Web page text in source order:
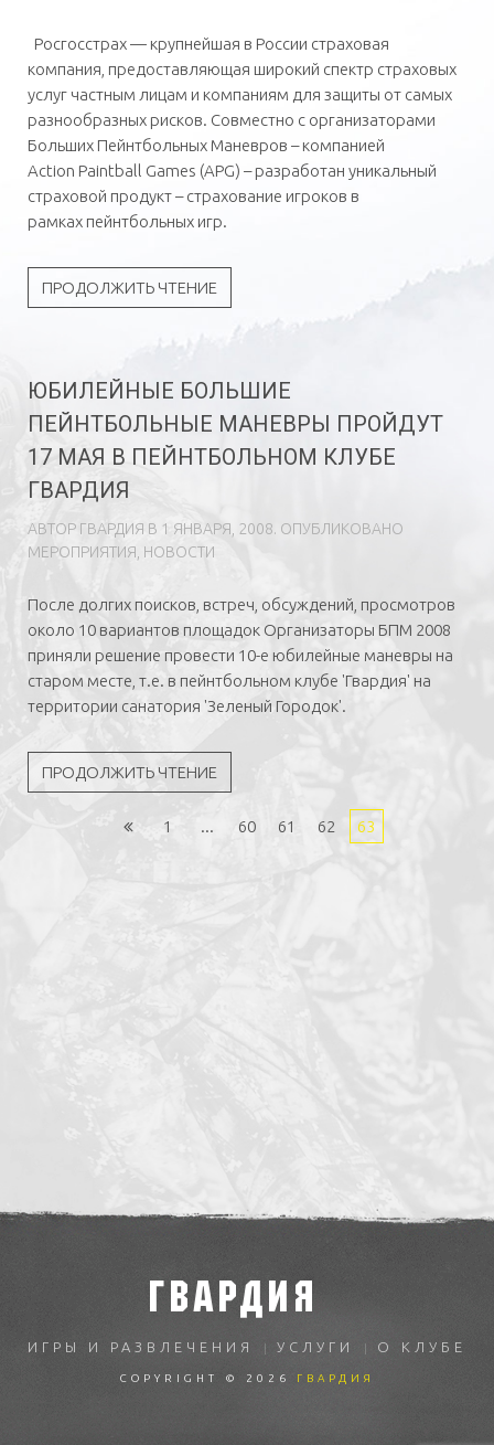
Росгосстрах — крупнейшая в России страховая
компания, предоставляющая широкий спектр страховых
услуг частным лицам и компаниям для защиты от самых
разнообразных рисков. Совместно с организаторами
Больших Пейнтбольных Маневров – компанией
Action Paintball Games (APG) – разработан уникальный
страховой продукт – страхование игроков в
рамках пейнтбольных игр.
ПРОДОЛЖИТЬ ЧТЕНИЕ
ЮБИЛЕЙНЫЕ БОЛЬШИЕ
ПЕЙНТБОЛЬНЫЕ МАНЕВРЫ ПРОЙДУТ
17 МАЯ В ПЕЙНТБОЛЬНОМ КЛУБЕ
ГВАРДИЯ
АВТОР ГВAРДИЯ В 1 ЯНВАРЯ, 2008. ОПУБЛИКОВАНО
МЕРОПРИЯТИЯ НОВОСТИ
После долгих поисков, встреч, обсуждений, просмотров
около 10 вариантов площадок Организаторы БПМ 2008
приняли решение провести 10-е юбилейные маневры на
старом месте, т.е. в пейнтбольном клубе 'Гвардия' на
территории санатория 'Зеленый Городок'.
ПРОДОЛЖИТЬ ЧТЕНИЕ
1 ... 60 61 62 63
ГВАРДИЯ
ИГРЫ И РАЗВЛЕЧЕНИЯ УСЛУГИ О КЛУБЕ
COPYRIGHT © 2026 ГВАРДИЯ